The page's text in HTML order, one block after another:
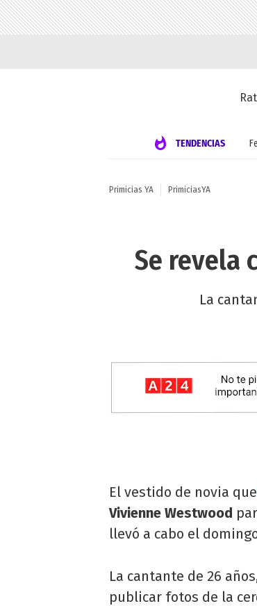
TENDENCIAS
Primicias YA PrimiciasYA
Se revela
La
El vestido de novia que
Vivienne Westwood
llevó a cabo el
La cantante de 26
publicar fotos de la